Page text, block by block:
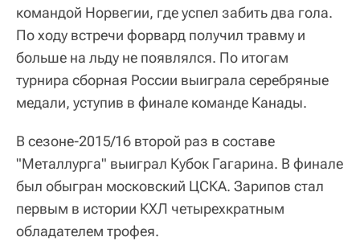
командой Норвегии, где успел забить два гола.
По ходу встречи форвард получил травму и
больше на льду не появлялся. По итогам
турнира сборная России выиграла серебряные
медали, уступив в финале команде Канады.
В сезоне-2015/16 второй раз в составе
"Металлурга" выиграл Кубок Гагарина. В финале
был обыгран московский ЦСКА. Зарипов стал
первым в истории КХЛ четырехкратным
обладателем трофея.